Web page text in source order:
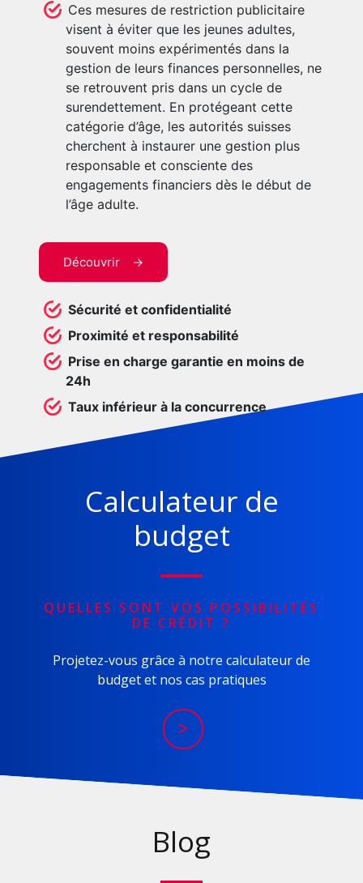
Ces mesures de restriction publicitaire
visent à éviter que les jeunes adultes,
souvent moins expérimentés dans la
gestion de leurs finances personnelles, ne
se retrouvent pris dans un cycle de
surendettement. En protégeant cette
catégorie d’âge, les autorités suisses
cherchent à instaurer une gestion plus
responsable et consciente des
engagements financiers dès le début de
l’âge adulte.
Découvrir
Sécurité et confidentialité
Proximité et responsabilité
Prise en charge garantie en moins de
24h
Taux inférieur à la concurrence
Calculateur de
budget
QUELLES SONT VOS POSSIBILITÉS
DE CRÉDIT ?
Projetez-vous grâce à notre calculateur de
budget et nos cas pratiques
>
Blog